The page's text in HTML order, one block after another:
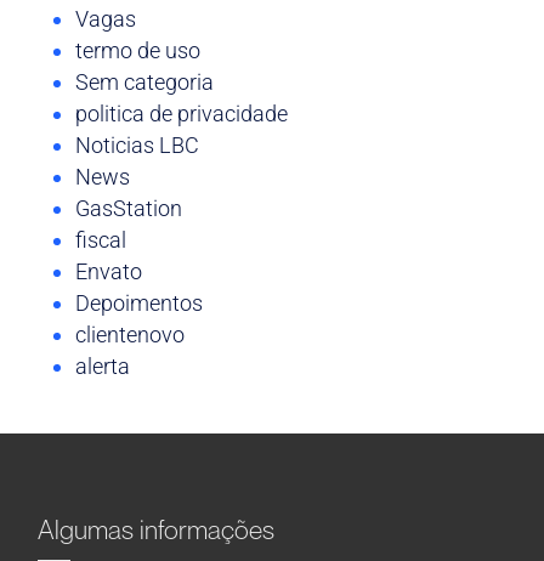
Vagas
termo de uso
Sem categoria
politica de privacidade
Noticias LBC
News
GasStation
fiscal
Envato
Depoimentos
clientenovo
alerta
Algumas informações